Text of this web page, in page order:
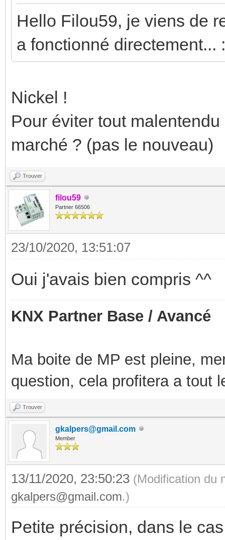
Hello Filou59, je viens de
a fonctionné directement...
Nickel !
Pour éviter tout
marché ? (pas le nouveau)
Trouver
filou59
Partner 66506
23/10/2020, 13:51:07
Oui j'avais bien compris ^^
KNX Partner Base / Avancé
Ma boite de MP est pleine,
question, cela profitera a tout
Trouver
gkalpers@gmail.com
Member
13/11/2020, 23:50:23 (Modification du
gkalpers@gmail.com.)
Petite précision, dans le